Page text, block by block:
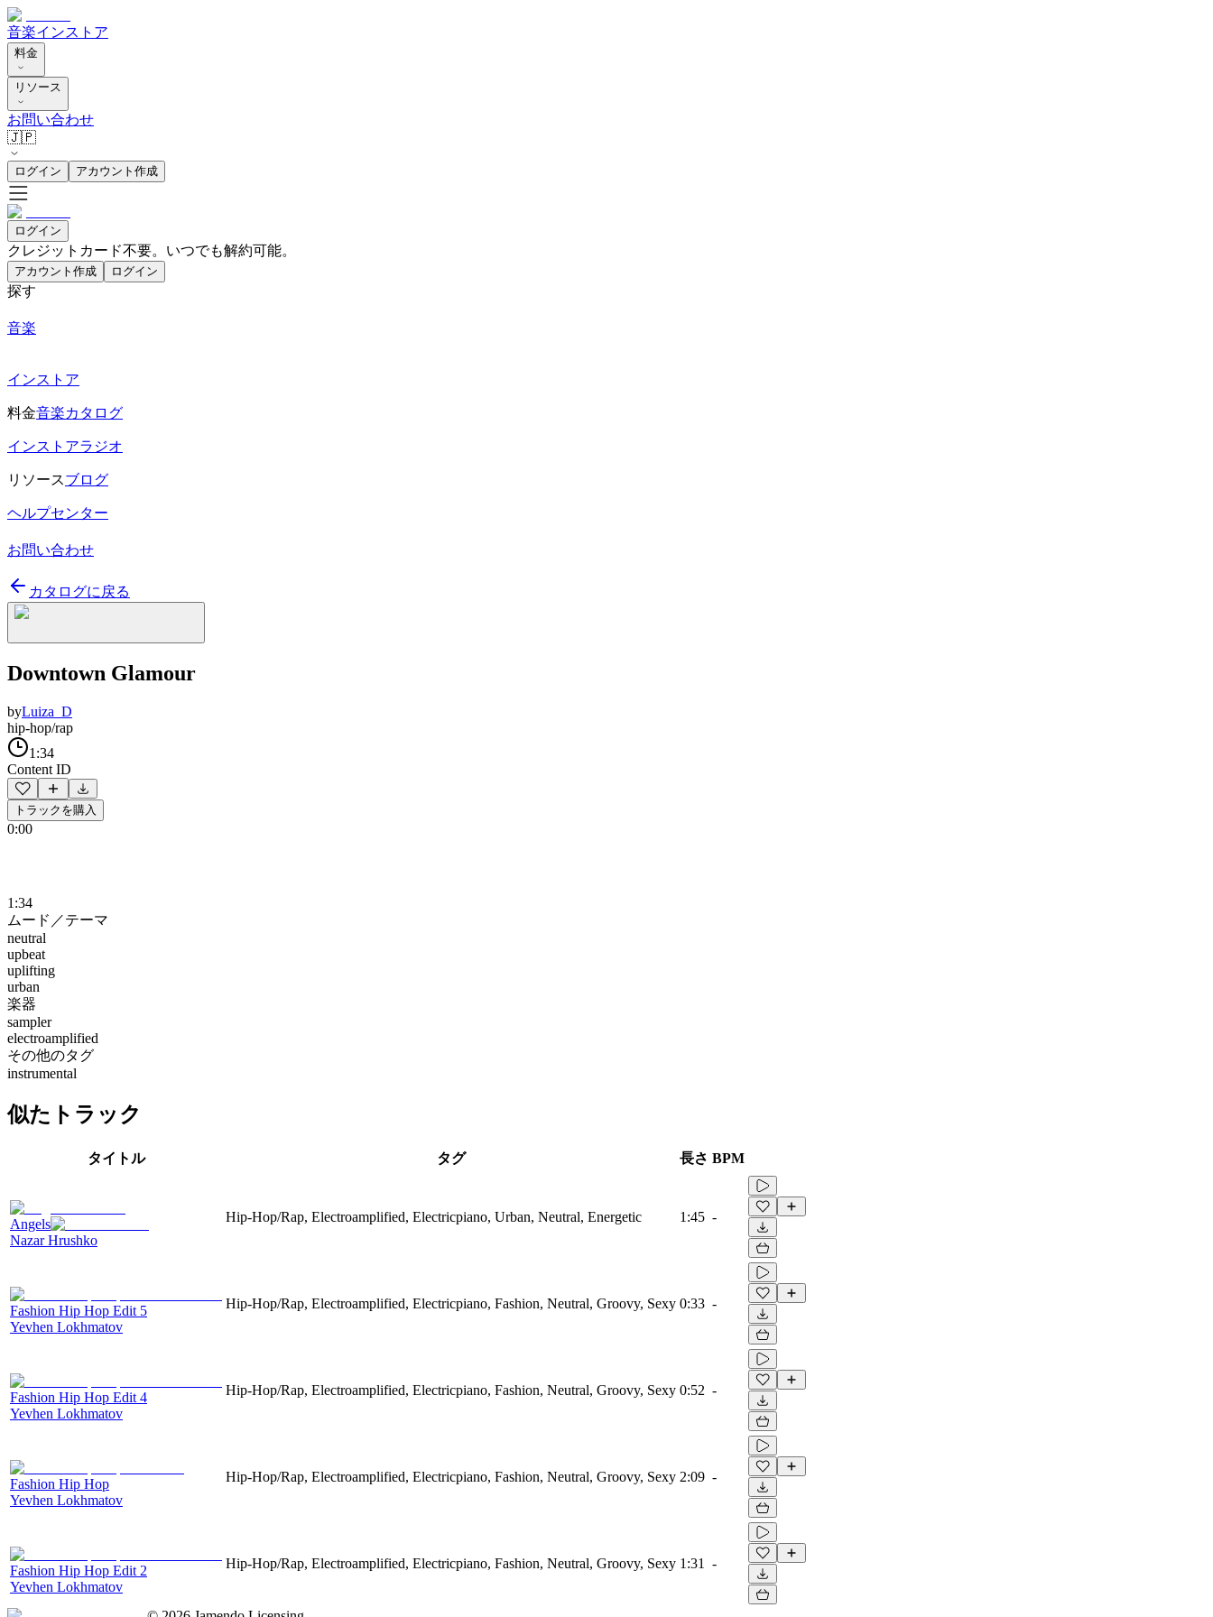
音楽インストア
料金
リソース
お問い合わせ
🇯🇵
ログイン アカウント作成
ログイン
クレジットカード不要。いつでも解約可能。
アカウント作成 ログイン
探す
音楽
インストア
料金音楽カタログ
インストアラジオ
リソースブログ
ヘルプセンター
お問い合わせ
カタログに戻る
Downtown Glamour
byLuiza_D
hip-hop/rap
1:34
Content ID
トラックを購入
0:00
1:34
ムード／テーマ
neutral
upbeat
uplifting
urban
楽器
sampler
electroamplified
その他のタグ
instrumental
似たトラック
タイトル タグ 長さ BPM
Angels
Nazar Hrushko
Hip-Hop/Rap, Electroamplified, Electricpiano, Urban, Neutral, Energetic 1:45 -
Fashion Hip Hop Edit 5
Yevhen Lokhmatov
Hip-Hop/Rap, Electroamplified, Electricpiano, Fashion, Neutral, Groovy, Sexy 0:33 -
Fashion Hip Hop Edit 4
Yevhen Lokhmatov
Hip-Hop/Rap, Electroamplified, Electricpiano, Fashion, Neutral, Groovy, Sexy 0:52 -
Fashion Hip Hop
Yevhen Lokhmatov
Hip-Hop/Rap, Electroamplified, Electricpiano, Fashion, Neutral, Groovy, Sexy 2:09 -
Fashion Hip Hop Edit 2
Yevhen Lokhmatov
Hip-Hop/Rap, Electroamplified, Electricpiano, Fashion, Neutral, Groovy, Sexy 1:31 -